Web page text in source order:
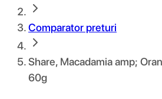
Comparator preturi
Share, Macadamia amp;
60g